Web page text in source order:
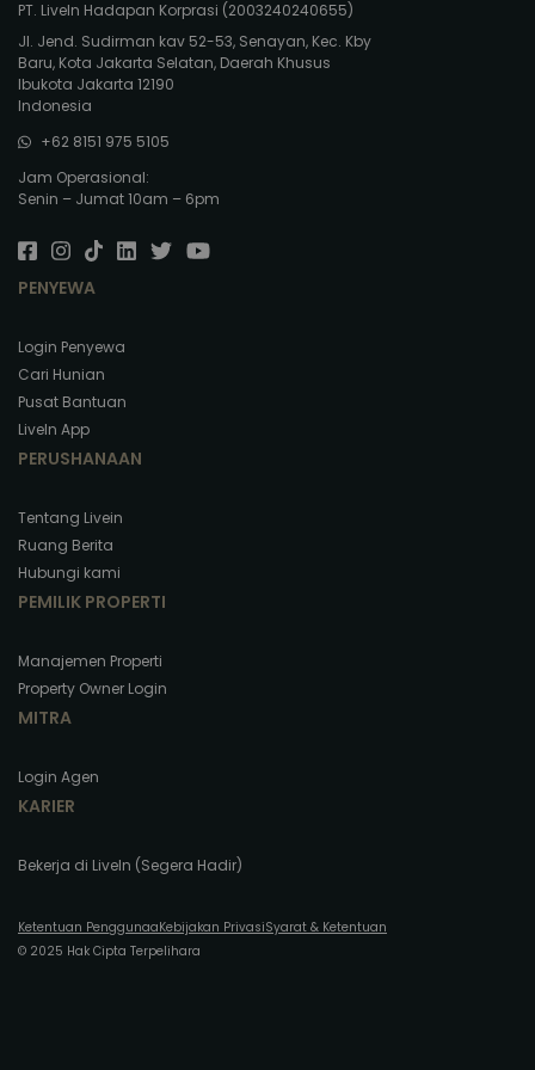
PT. LiveIn Hadapan Korprasi (2003240240655)
Jl. Jend. Sudirman kav 52-53, Senayan, Kec. Kby
Baru, Kota Jakarta Selatan, Daerah Khusus
Ibukota Jakarta 12190
Indonesia
+62 8151 975 5105
Jam Operasional:
Senin – Jumat 10am – 6pm
PENYEWA
Login Penyewa
Cari Hunian
Pusat Bantuan
LiveIn App
PERUSHANAAN
Tentang Livein
Ruang Berita
Hubungi kami
PEMILIK PROPERTI
Manajemen Properti
Property Owner Login
MITRA
Login Agen
KARIER
Bekerja di LiveIn (Segera Hadir)
Ketentuan PenggunaaKebijakan PrivasiSyarat & Ketentuan
© 2025 Hak Cipta Terpelihara